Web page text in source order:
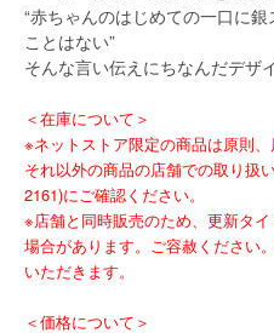
“赤ちゃんのはじめての一口に
ことはない”
そんな言い伝えにちなんだデザ
＜在庫について＞
※ネットストア限定の商品は原則
それ以外の商品の店舗での取り扱
2161)にご確認ください。
※店舗と同時販売のため、更新タ
場合があります。ご容赦ください
いただきます。
＜価格について＞